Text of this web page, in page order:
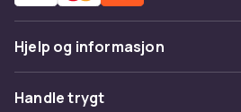
Hjelp og informasjon
Vanlige spørsmål
Handle trygt